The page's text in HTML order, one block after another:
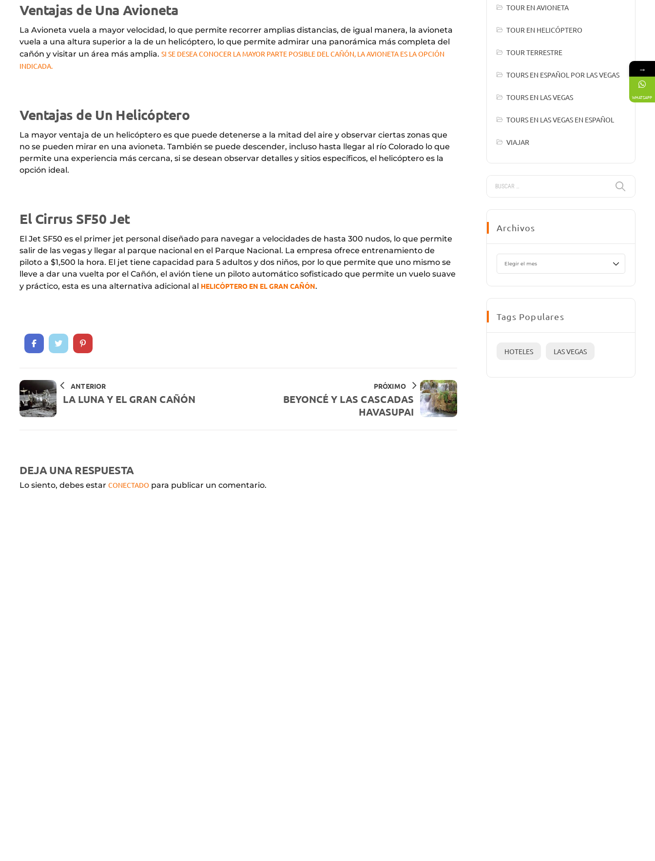
Ventajas de Una Avioneta
La Avioneta vuela a mayor velocidad, lo que permite recorrer amplias distancias, de igual manera, la avioneta
vuela a una altura superior a la de un helicóptero, lo que permite admirar una panorámica más completa del
cañón y visitar un área más amplia. SI SE DESEA CONOCER LA MAYOR PARTE POSIBLE DEL CAÑÓN, LA AVIONETA ES LA OPCIÓN
INDICADA.
Ventajas de Un Helicóptero
La mayor ventaja de un helicóptero es que puede detenerse a la mitad del aire y observar ciertas zonas que
no se pueden mirar en una avioneta. También se puede descender, incluso hasta llegar al río Colorado lo que
permite una experiencia más cercana, si se desean observar detalles y sitios específicos, el helicóptero es la
opción ideal.
El Cirrus SF50 Jet
El Jet SF50 es el primer jet personal diseñado para navegar a velocidades de hasta 300 nudos, lo que permite
salir de las vegas y llegar al parque nacional en el Parque Nacional. La empresa ofrece entrenamiento de
piloto a $1,500 la hora. El jet tiene capacidad para 5 adultos y dos niños, por lo que permite que uno mismo se
lleve a dar una vuelta por el Cañón, el avión tiene un piloto automático sofisticado que permite un vuelo suave
y práctico, esta es una alternativa adicional al HELICÓPTERO EN EL GRAN CAÑÓN.
ANTERIOR
LA LUNA Y EL GRAN CAÑÓN
PRÓXIMO
BEYONCÉ Y LAS CASCADAS
HAVASUPAI
DEJA UNA RESPUESTA
Lo siento, debes estar CONECTADO para publicar un comentario.
TOUR EN AVIONETA
TOUR EN HELICÓPTERO
TOUR TERRESTRE
TOURS EN ESPAÑOL POR LAS VEGAS
TOURS EN LAS VEGAS
TOURS EN LAS VEGAS EN ESPAÑOL
VIAJAR
Archivos
Tags Populares
HOTELES LAS VEGAS
→
WHATSAPP